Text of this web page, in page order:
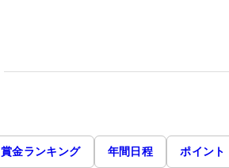
賞金ランキング 年間日程 ポイント